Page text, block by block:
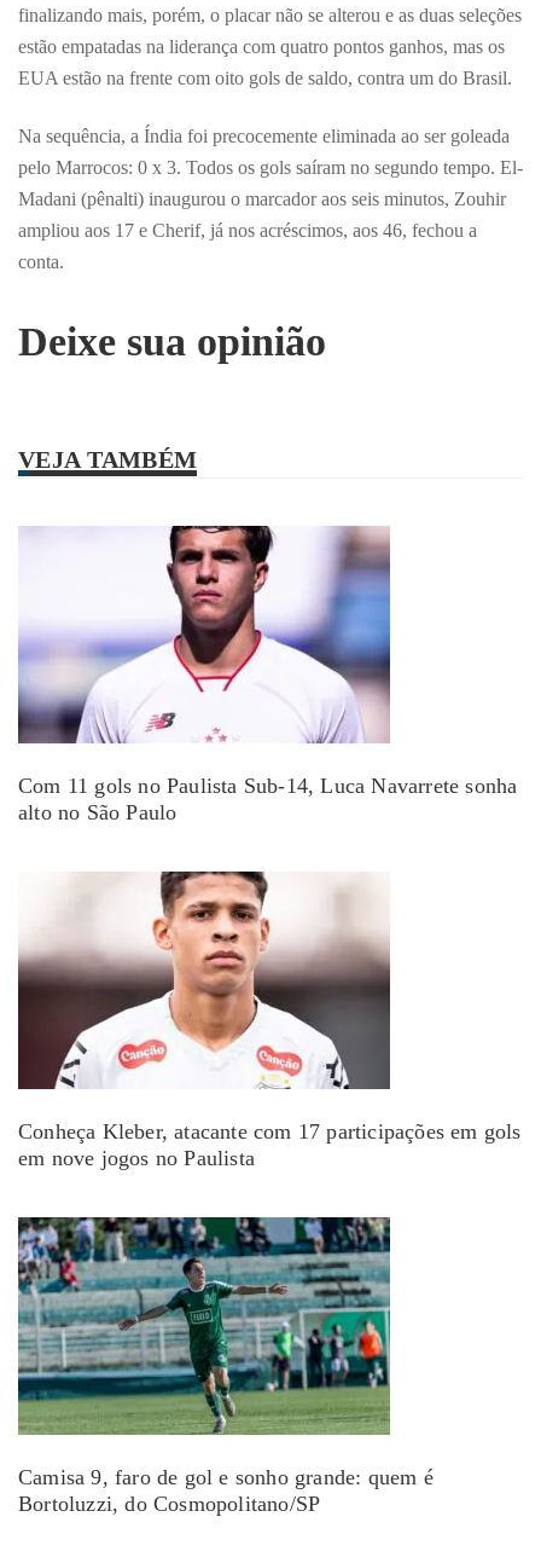
finalizando mais, porém, o placar não se alterou e as duas seleções
estão empatadas na liderança com quatro pontos ganhos, mas os
EUA estão na frente com oito gols de saldo, contra um do Brasil.
Na sequência, a Índia foi precocemente eliminada ao ser goleada
pelo Marrocos: 0 x 3. Todos os gols saíram no segundo tempo. El-
Madani (pênalti) inaugurou o marcador aos seis minutos, Zouhir
ampliou aos 17 e Cherif, já nos acréscimos, aos 46, fechou a
conta.
Deixe sua opinião
VEJA TAMBÉM
Com 11 gols no Paulista Sub-14, Luca Navarrete sonha
alto no São Paulo
Conheça Kleber, atacante com 17 participações em gols
em nove jogos no Paulista
Camisa 9, faro de gol e sonho grande: quem é
Bortoluzzi, do Cosmopolitano/SP